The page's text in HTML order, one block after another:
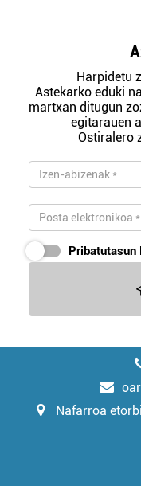
Harpidetu
Astekarko eduki
martxan ditugun
egitarauen
Ostiralero
Pribatutasun
Nafarroa